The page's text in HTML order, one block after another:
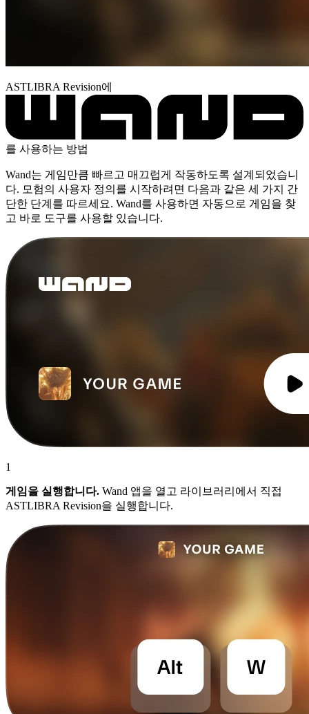
ASTLIBRA Revision에
를 사용하는 방법
Wand는 게임만큼 빠르고 매끄럽게 작동하도록 설계되었습니
다. 모험의 사용자 정의를 시작하려면 다음과 같은 세 가지 간
단한 단계를 따르세요. Wand를 사용하면 자동으로 게임을 찾
고 바로 도구를 사용할 있습니다.
1
게임을 실행합니다. Wand 앱을 열고 라이브러리에서 직접
ASTLIBRA Revision을 실행합니다.